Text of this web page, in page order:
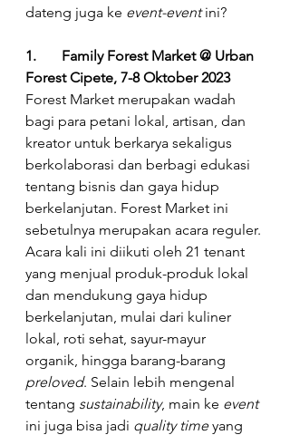
dateng juga ke event-event ini?
1.	Family Forest Market @ Urban
Forest Cipete, 7-8 Oktober 2023
Forest Market merupakan wadah
bagi para petani lokal, artisan, dan
kreator untuk berkarya sekaligus
berkolaborasi dan berbagi edukasi
tentang bisnis dan gaya hidup
berkelanjutan. Forest Market ini
sebetulnya merupakan acara reguler.
Acara kali ini diikuti oleh 21 tenant
yang menjual produk-produk lokal
dan mendukung gaya hidup
berkelanjutan, mulai dari kuliner
lokal, roti sehat, sayur-mayur
organik, hingga barang-barang
preloved. Selain lebih mengenal
tentang sustainability, main ke event
ini juga bisa jadi quality time yang